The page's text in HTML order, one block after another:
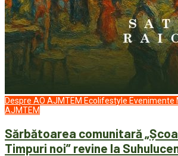
Despre AO AJMTEM Ecolifestyle Evenimente
AJMTEM
Sărbătoarea comunitară
Timpuri noi” revine la